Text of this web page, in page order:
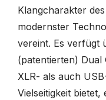
Klangcharakter
modernster
vereint. Es verfügt
(patentierten)
XLR- als auch
Vielseitigkeit